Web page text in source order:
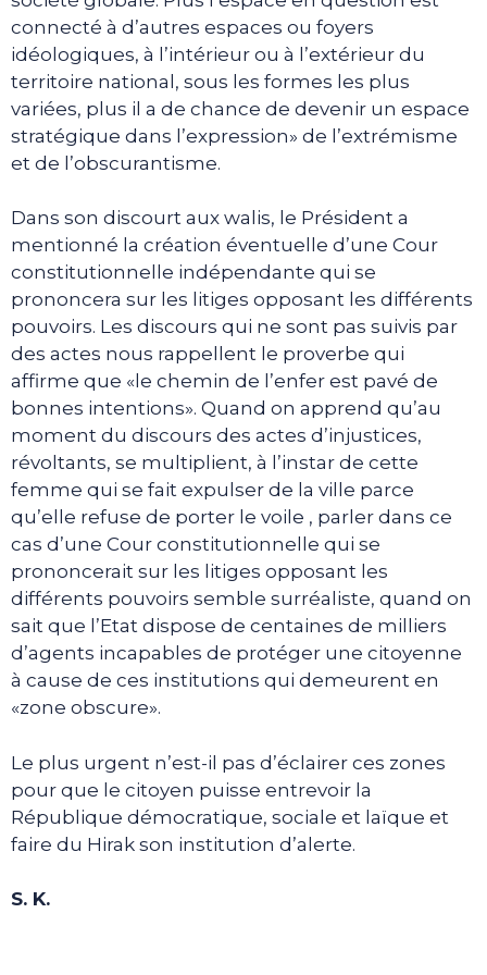
connecté à d’autres espaces ou foyers
idéologiques, à l’intérieur ou à l’extérieur du
territoire national, sous les formes les plus
variées, plus il a de chance de devenir un espace
stratégique dans l’expression» de l’extrémisme
et de l’obscurantisme.
Dans son discourt aux walis, le Président a
mentionné la création éventuelle d’une Cour
constitutionnelle indépendante qui se
prononcera sur les litiges opposant les différents
pouvoirs. Les discours qui ne sont pas suivis par
des actes nous rappellent le proverbe qui
affirme que «le chemin de l’enfer est pavé de
bonnes intentions». Quand on apprend qu’au
moment du discours des actes d’injustices,
révoltants, se multiplient, à l’instar de cette
femme qui se fait expulser de la ville parce
qu’elle refuse de porter le voile , parler dans ce
cas d’une Cour constitutionnelle qui se
prononcerait sur les litiges opposant les
différents pouvoirs semble surréaliste, quand on
sait que l’Etat dispose de centaines de milliers
d’agents incapables de protéger une citoyenne
à cause de ces institutions qui demeurent en
«zone obscure».
Le plus urgent n’est-il pas d’éclairer ces zones
pour que le citoyen puisse entrevoir la
République démocratique, sociale et laïque et
faire du Hirak son institution d’alerte.
S. K.